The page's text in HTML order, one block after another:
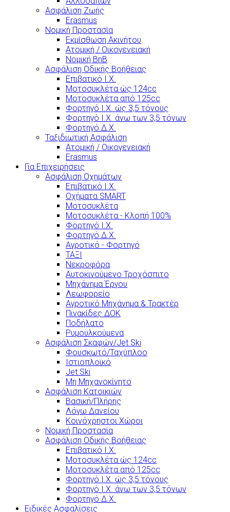
Ασφάλιση Ζωής
Erasmus
Νομική Προστασία
Εκμίσθωση Ακινήτου
Ατομική / Οικογενειακή
Νομική BnB
Ασφάλιση Οδικής Βοήθειας
Επιβατικό Ι.Χ.
Μοτοσυκλέτα ώς 124cc
Μοτοσυκλέτα από 125cc
Φορτηγό Ι.Χ. ώς 3,5 τόνους
Φορτηγό Ι.Χ. άνω των 3,5 τόνων
Φορτηγό Δ.Χ.
Ταξιδιωτική Ασφάλιση
Ατομική / Οικογενειακή
Erasmus
Για Επιχειρήσεις
Ασφάλιση Οχημάτων
Επιβατικό Ι.Χ.
Οχήματα SMART
Μοτοσυκλέτα
Μοτοσυκλέτα - Κλοπή 100%
Φορτηγό Ι.Χ.
Φορτηγό Δ.Χ.
Αγροτικό - Φορτηγό
ΤΑΞΙ
Νεκροφόρα
Αυτοκινούμενο Τροχόσπιτο
Μηχάνημα Έργου
Λεωφορείο
Αγροτικό Μηχάνημα & Τρακτέρ
Πινακίδες ΔΟΚ
Ποδήλατο
Ρυμουλκούμενα
Ασφάλιση Σκαφών/Jet Ski
Φουσκωτό/Ταχύπλοο
Ιστιοπλοϊκό
Jet Ski
Μη Μηχανοκίνητο
Ασφάλιση Κατοικιών
Βασική/Πλήρης
Λόγω Δανείου
Κοινόχρηστοι Χώροι
Νομική Προστασία
Ασφάλιση Οδικής Βοήθειας
Επιβατικό Ι.Χ.
Μοτοσυκλέτα ώς 124cc
Μοτοσυκλέτα από 125cc
Φορτηγό Ι.Χ. ώς 3,5 τόνους
Φορτηγό Ι.Χ. άνω των 3,5 τόνων
Φορτηγό Δ.Χ.
Ειδικές Ασφαλίσεις